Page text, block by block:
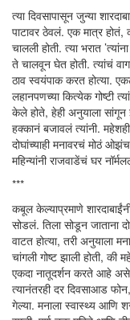
त्या दिवसापासून जुन्या
पाटावर ठेवलं. एक मात्र होतं,
चालली होती. त्या भरात
ते चालवून घेत होती. त्यांचं
ठाव स्वयंपाक करत होत्या.
लहानपणच्या कित्येक गोष्टी
केले होते, हेही अनुयाला सांगून
हक्कानं बजावलं त्यांनी.
दोघांच्याही मनावरचं मोठं
महिन्यांनी राजवाडेंचं घर
***
कबूल केल्याप्रमाणे
सोडलं. तिला सोडून जाताना
वाटत होत्या, तरी अनुयाला
चांगली गोष्ट झाली होती, की
एकदा नातूदर्शन करते आहे असे
त्यानंतरही दर दिवसाआड
गेल्या. मनाला स्वास्थ्य आणि